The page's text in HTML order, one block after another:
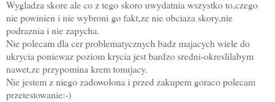
Wygladza skore ale co z tego skoro uwydatnia wszystko to,czego
nie powinien i nie wybroni go fakt,ze nie obciaza skory,nie
podraznia i nie zapycha.
Nie polecam dla cer problematycznych badz majacych wiele do
ukrycia poniewaz poziom krycia jest bardzo sredni-okreslilabym
nawet,ze przypomina krem tonujacy.
Nie jestem z niego zadowolona i przed zakupem goraco polecam
przetestowanie:-)